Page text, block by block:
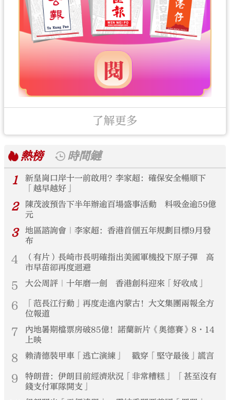
了解更多
熱榜
時間鏈
1
新皇崗口岸十一前啟用？李家超：確保安全暢順下
「越早越好」
2
陳茂波預告下半年辦逾百場盛事活動 料吸金逾59億
元
3
地區諮詢會｜李家超：香港首個五年規劃目標9月發
布
4
（有片）長崎市長明確指出美國軍機投下原子彈 高
市早苗卻再度迴避
5 大公周評｜十年磨一劍 香港創科迎來「好收成」
6
「范長江行動」再度走進內蒙古！大文集團兩報全方
位報道
7
內地暑期檔票房破85億！諾蘭新片《奧德賽》8·14
上映
8 賴清德裝甲車「逃亡演練」 戳穿「堅守最後」謊言
9
特朗普：伊朗目前經濟狀況「非常糟糕」 「甚至沒有
錢支付軍隊開支」